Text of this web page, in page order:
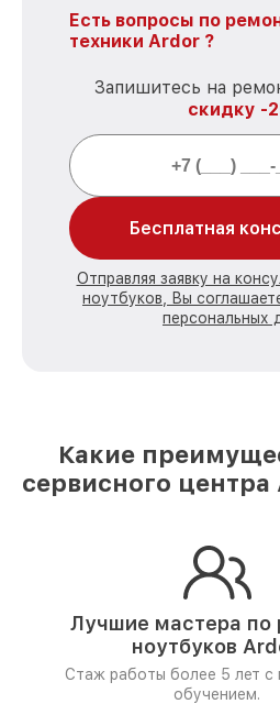
Есть вопросы по
техники Ardor ?
Запишитесь на
скидку -
Бесплатная
Отправляя заявку на
ноутбуков, Вы
персональных
Какие
сервисного
Лучшие мастера по
ноутбуков
Стаж работы более 5 лет с
обучением.